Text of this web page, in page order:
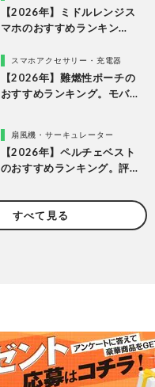
【2026年】ミドルレンジス
マホのおすすめランキン
を比較
スマホアクセサリー・充電器
【2026年】難燃性ポーチの
おすすめランキング。モバ
扇風機・サーキュレーター
【2026年】ペルチェベスト
のおすすめランキング。評
すべて見る